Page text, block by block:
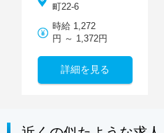
町22-6
時給 1,272
円 ～ 1,372円
詳細を見る